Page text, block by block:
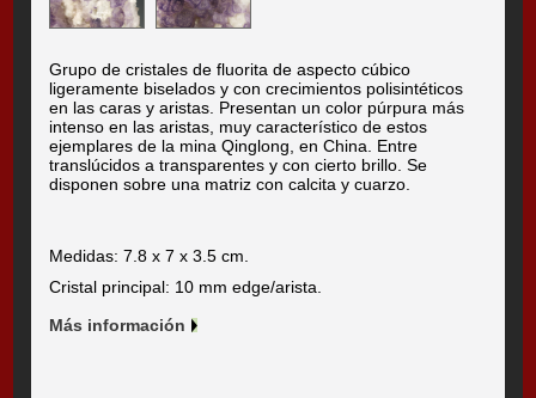
Grupo de cristales de fluorita de aspecto cúbico
ligeramente biselados y con crecimientos polisintéticos
en las caras y aristas. Presentan un color púrpura más
intenso en las aristas, muy característico de estos
ejemplares de la mina Qinglong, en China. Entre
translúcidos a transparentes y con cierto brillo. Se
disponen sobre una matriz con calcita y cuarzo.
Medidas: 7.8 x 7 x 3.5 cm.
Cristal principal: 10 mm edge/arista.
Más información